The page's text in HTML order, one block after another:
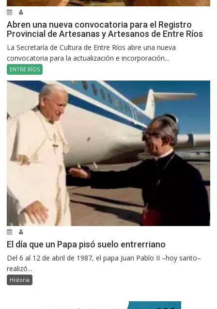
Abren una nueva convocatoria para el Registro
Provincial de Artesanas y Artesanos de Entre Ríos
La Secretaría de Cultura de Entre Ríos abre una nueva
convocatoria para la actualización e incorporación...
ENTRE RÍOS
El día que un Papa pisó suelo entrerriano
Del 6 al 12 de abril de 1987, el papa Juan Pablo II –hoy santo–
realizó...
Historia